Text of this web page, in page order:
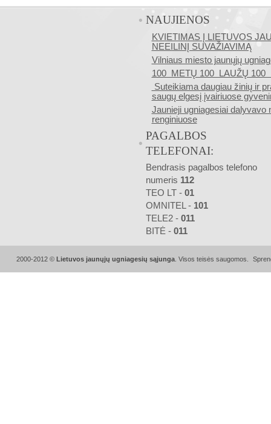
NAUJIENOS
KVIETIMAS Į LIETUVOS
NEEILINĮ SUVAŽIAVIMĄ
Vilniaus miesto jaunųjų
100 METŲ 100 LAUŽŲ 100
Suteikiama daugiau žinių ir
saugų elgesį įvairiuose
Jaunieji ugniagesiai dalyvavo
renginiuose
PAGALBOS
TELEFONAI:
Bendrasis pagalbos telefono
numeris 112
TEO LT - 01
OMNITEL - 101
TELE2 - 011
BITĖ - 011
2000-2012 © Lietuvos jaunųjų ugniagesių sąjunga . Visos teisės saugomos.